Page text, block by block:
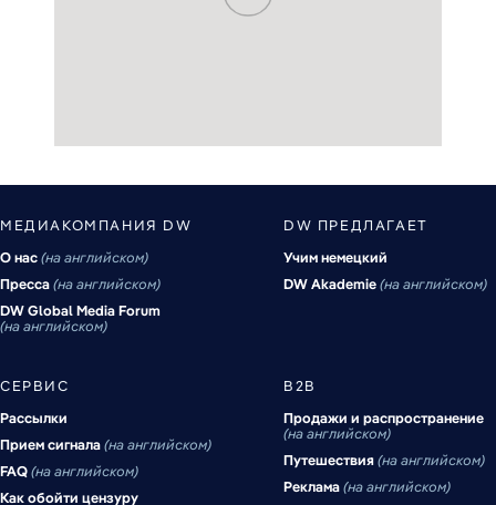
МЕДИАКОМПАНИЯ DW
О нас на английском
Пресса на английском
DW Global Media Forum
на английском
DW ПРЕДЛАГАЕТ
Учим немецкий
DW Akademie на английском
СЕРВИС
Рассылки
Прием сигнала на английском
FAQ на английском
Как обойти цензуру
B2B
Продажи и распространение
на английском
Путешествия на английском
Реклама на английском